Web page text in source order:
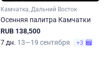
Камчатка, Дальний Восток
Осенняя палитра Камчатки
RUB 138,500
7 дн. 13—19 сентября +3